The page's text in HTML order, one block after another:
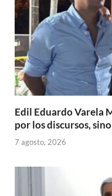
Edil Eduardo Varela
por los discursos,
7 agosto, 2026